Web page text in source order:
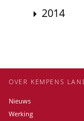
2014
OVER KEMPENS
Nieuws
Werking